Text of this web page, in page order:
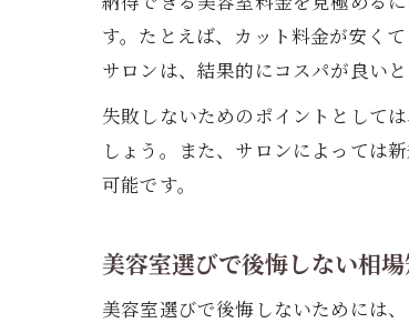
す。たとえば、カット料金が安く
サロンは、結果的にコスパが良いと
失敗しないためのポイントとして
しょう。また、サロンによっては
可能です。
美容室選びで後悔しない相
美容室選びで後悔しないためには